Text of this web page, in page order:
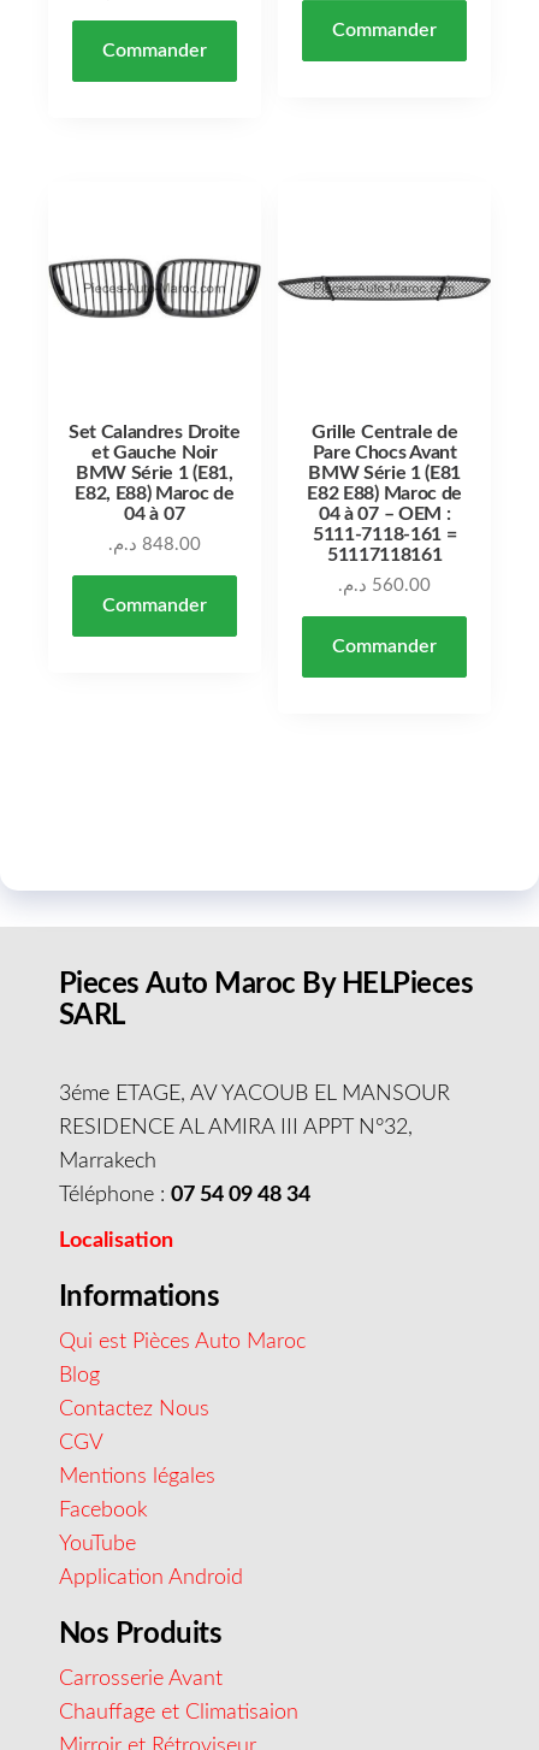
Commander
Commander
Set Calandres Droite
et Gauche Noir
BMW Série 1 (E81,
E82, E88) Maroc de
04 à 07
848.00 د.م.
Commander
Grille Centrale de
Pare Chocs Avant
BMW Série 1 (E81
E82 E88) Maroc de
04 à 07 – OEM :
5111-7118-161 =
51117118161
560.00 د.م.
Commander
Pieces Auto Maroc By HELPieces
SARL
3éme ETAGE, AV YACOUB EL MANSOUR
RESIDENCE AL AMIRA III APPT N°32,
Marrakech
Téléphone : 07 54 09 48 34
Localisation
Informations
Qui est Pièces Auto Maroc
Blog
Contactez Nous
CGV
Mentions légales
Facebook
YouTube
Application Android
Nos Produits
Carrosserie Avant
Chauffage et Climatisaion